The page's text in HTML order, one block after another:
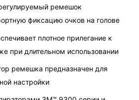
ремешок
фиксацию очков на голове
плотное прилегание к
при длительном использовании
ремешка предназначен для
настройки